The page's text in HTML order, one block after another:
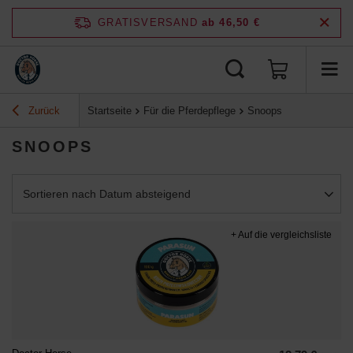
GRATISVERSAND ab 46,50 €
Zurück Startseite Für die Pferdepflege Snoops
SNOOPS
Sortierung ändern
Sortieren nach Datum absteigend
+ Auf die vergleichsliste